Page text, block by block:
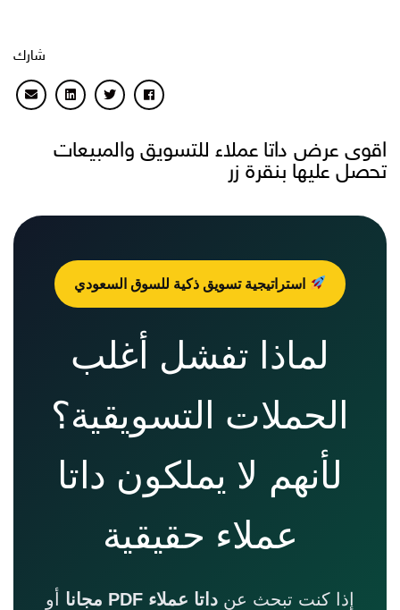
شارك
اقوى عرض داتا عملاء للتسويق والمبيعات
تحصل عليها بنقرة زر
استراتيجية تسويق ذكية للسوق السعودي
لماذا تفشل أغلب
الحملات التسويقية؟
لأنهم لا يملكون داتا
عملاء حقيقية
إذا كنت تبحث عن داتا عملاء PDF مجانا
أو